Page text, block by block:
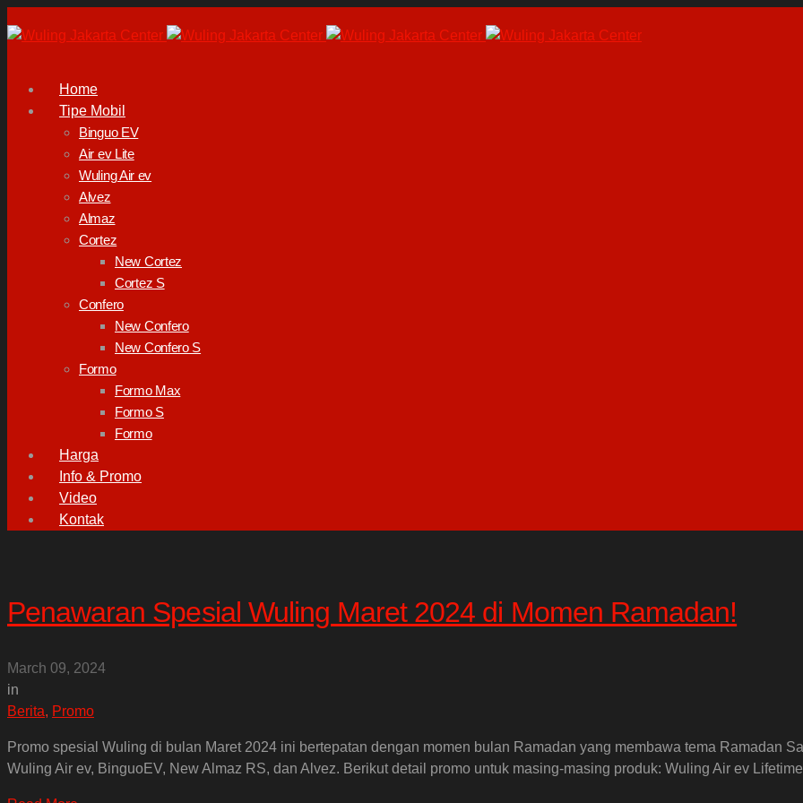
Home
Tipe Mobil
Binguo EV
Air ev Lite
Wuling Air ev
Alvez
Almaz
Cortez
New Cortez
Cortez S
Confero
New Confero
New Confero S
Formo
Formo Max
Formo S
Formo
Harga
Info & Promo
Video
Kontak
Penawaran Spesial Wuling Maret 2024 di Momen Ramadan!
March 09, 2024
in
Berita, Promo
Promo spesial Wuling di bulan Maret 2024 ini bertepatan dengan momen bulan Ramadan yang membawa tema Ramadan
Wuling Air ev, BinguoEV, New Almaz RS, dan Alvez. Berikut detail promo untuk masing-masing produk: Wuling Air ev